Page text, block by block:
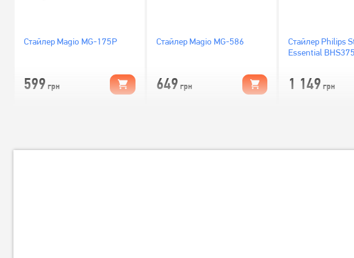
Стайлер Magio MG-175P
599 грн
Стайлер Magio MG-586
649 грн
Стайлер Philips
Essential
1 149 грн